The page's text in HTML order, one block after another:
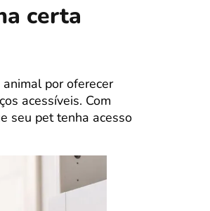
certa
por oferecer
acessíveis. Com
seu pet tenha acesso